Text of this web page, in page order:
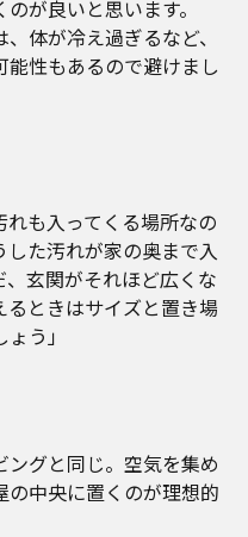
が良いと思います。
体が冷え過ぎるなど、
性もあるので避けまし
れも入ってくる場所なの
た汚れが家の奥まで入
玄関がそれほど広くな
ときはサイズと置き場
う」
ングと同じ。空気を集め
中央に置くのが理想的